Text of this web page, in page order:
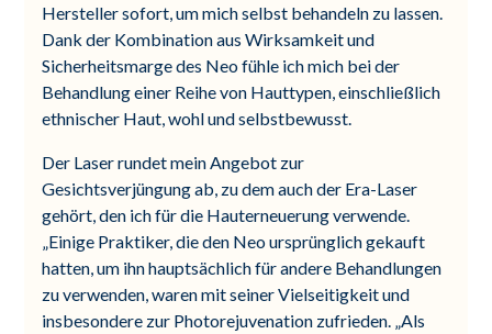
Hersteller sofort, um mich selbst behandeln zu lassen.
Dank der Kombination aus Wirksamkeit und
Sicherheitsmarge des Neo fühle ich mich bei der
Behandlung einer Reihe von Hauttypen, einschließlich
ethnischer Haut, wohl und selbstbewusst.
Der Laser rundet mein Angebot zur
Gesichtsverjüngung ab, zu dem auch der Era-Laser
gehört, den ich für die Hauterneuerung verwende.
„Einige Praktiker, die den Neo ursprünglich gekauft
hatten, um ihn hauptsächlich für andere Behandlungen
zu verwenden, waren mit seiner Vielseitigkeit und
insbesondere zur Photorejuvenation zufrieden. „Als